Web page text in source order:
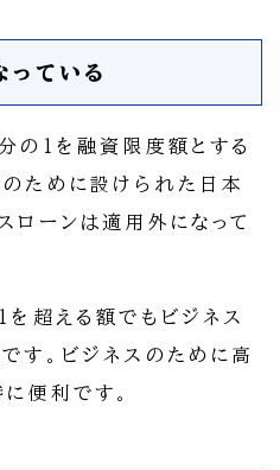
っている
の1を融資限度額とする
ために設けられた日本
ローンは適用外になって
超える額でもビジネス
す。ビジネスのために高
便利です。